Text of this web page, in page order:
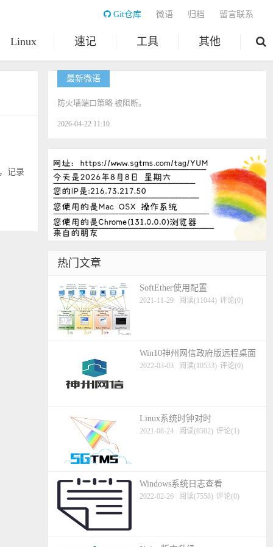
Linux 速记 工具 其他
Git仓库 微语 归档 留言联系
记录
最新微语
防火墙端口策略 被阻断。
2026-04-22 11:10
热门文章
SoftEther使用配置
2021-11-29 阅读(11044) 评论(0)
Win10神州网信政府版远程桌面
2022-03-03 阅读(10533) 评论(0)
Linux系统时钟对时
2021-08-24 阅读(8502) 评论(1)
Windows系统日志查看
2022-02-26 阅读(7558) 评论(0)